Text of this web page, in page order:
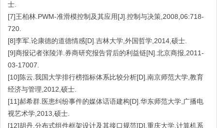
士.
[7]王柏林.PWM-准滑模控制及其应用[J].控制与决策,2008,06:718-
720.
[8]李军.论康德的道德情感[D].吉林大学,外国哲学,2014,硕士.
[9]商报记者张陵洋.券商研究报告背后的利益链[N].北京商报,2011-
03-17007.
[10]陈云.我国大学排行榜指标体系比较分析[D].南京师范大学,教育
经济与管理,2012,硕士.
[11]郝希群.医患纠纷事件的媒体话语建构[D].华东师范大学,广播电
视艺术学,2013,硕士.
[12]胡丹.分布式组件框架设计及其接口规范[D].重庆大学,计算机系